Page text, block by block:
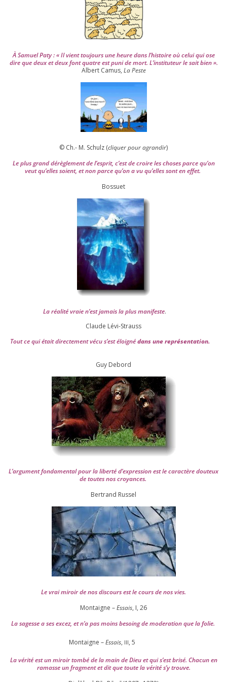
À Samuel Paty : « Il vient tou­jours une heure dans l’his­toire où celui qui ose
dire que deux et deux font quatre est puni de mort. L’instituteur le sait bien ».
Albert Camus, La Peste
© Ch.- M. Schulz (cli­quer pour agran­dir)
Le plus grand dérè­gle­ment de l’es­prit, c’est de croire les choses parce qu’on
veut qu’elles soient, et non parce qu’on a vu qu’elles sont en effet.
Bossuet
La réa­lité vraie n’est jamais la plus mani­feste.
Claude Lévi-Strauss
Tout ce qui était direc­te­ment vécu s’est éloi­gnédans une repré­sen­ta­tion.
Guy Debord
L’argument fon­da­men­tal pour la liber­té d’expression est le carac­tère dou­teux
de toutes nos croyances.
Ber­trand Russel
Le vrai miroir de nos dis­cours est le cours de nos vies.
Montaigne –Essais, I, 26
La sagesse a ses excez, et n’a pas moins besoing de mode­ra­tion que la folie.
Montaigne –Essais, III, 5
La véri­té est un miroir tom­bé de la main de Dieu et qui s’est bri­sé. Chacun en
ramasse un frag­ment et dit que toute la véri­té s’y trouve.